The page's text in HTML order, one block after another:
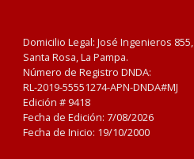
Domicilio Legal: José Ingenieros 855,
Santa Rosa, La Pampa.
Número de Registro DNDA:
RL-2019-55551274-APN-DNDA#MJ
Edición # 9418
Fecha de Edición: 7/08/2026
Fecha de Inicio: 19/10/2000